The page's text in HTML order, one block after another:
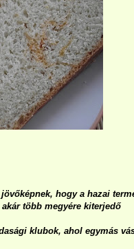
hogy a hazai
több megyére kiterjedő
klubok, ahol egymás